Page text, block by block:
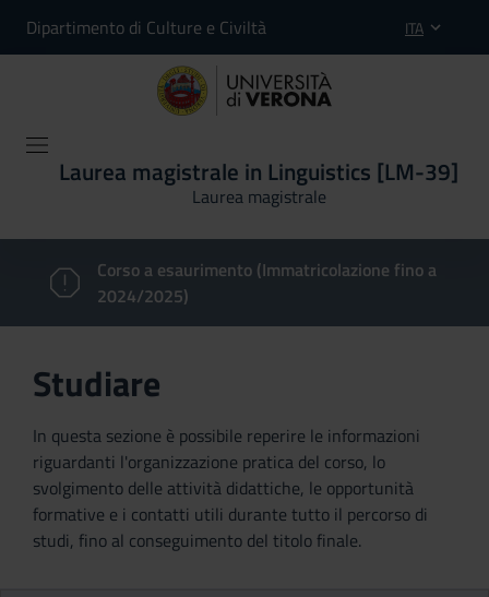
Dipartimento di Culture e Civiltà ITA
Laurea magistrale in Linguistics [LM-39]
Laurea magistrale
Corso a esaurimento (Immatricolazione fino a
2024/2025)
Studiare
In questa sezione è possibile reperire le informazioni
riguardanti l'organizzazione pratica del corso, lo
svolgimento delle attività didattiche, le opportunità
formative e i contatti utili durante tutto il percorso di
studi, fino al conseguimento del titolo finale.